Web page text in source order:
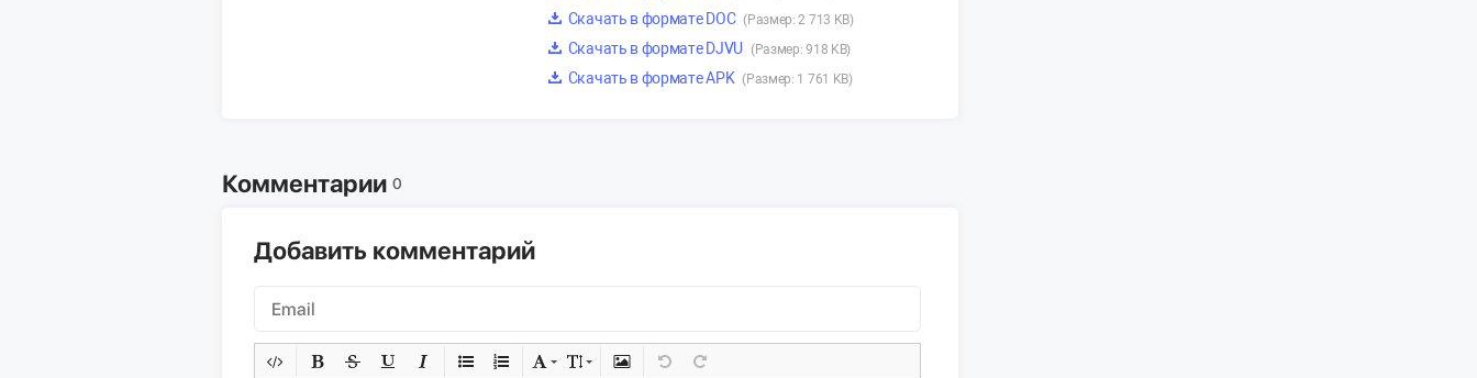
Скачать в формате DOC (Размер: 2 713 KB)
Скачать в формате DJVU (Размер: 918 KB)
Скачать в формате APK (Размер: 1 761 KB)
Комментарии 0
Добавить комментарий